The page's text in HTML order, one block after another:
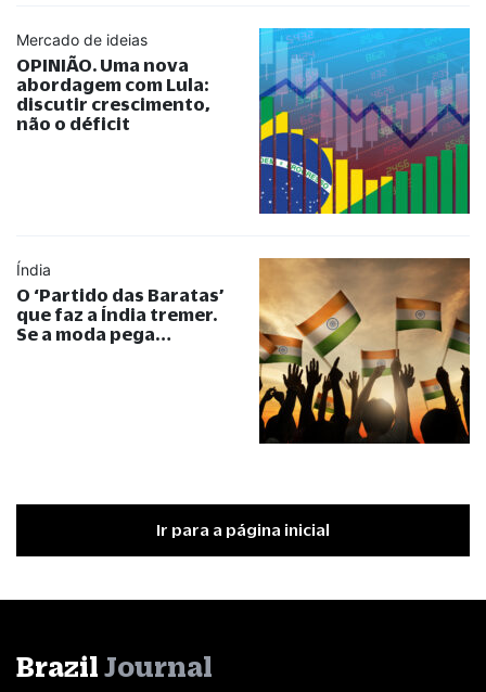
Mercado de ideias
OPINIÃO. Uma nova
abordagem com Lula:
discutir crescimento,
não o déficit
Índia
O ‘Partido das Baratas’
que faz a Índia tremer.
Se a moda pega…
Ir para a página inicial
Brazil Journal